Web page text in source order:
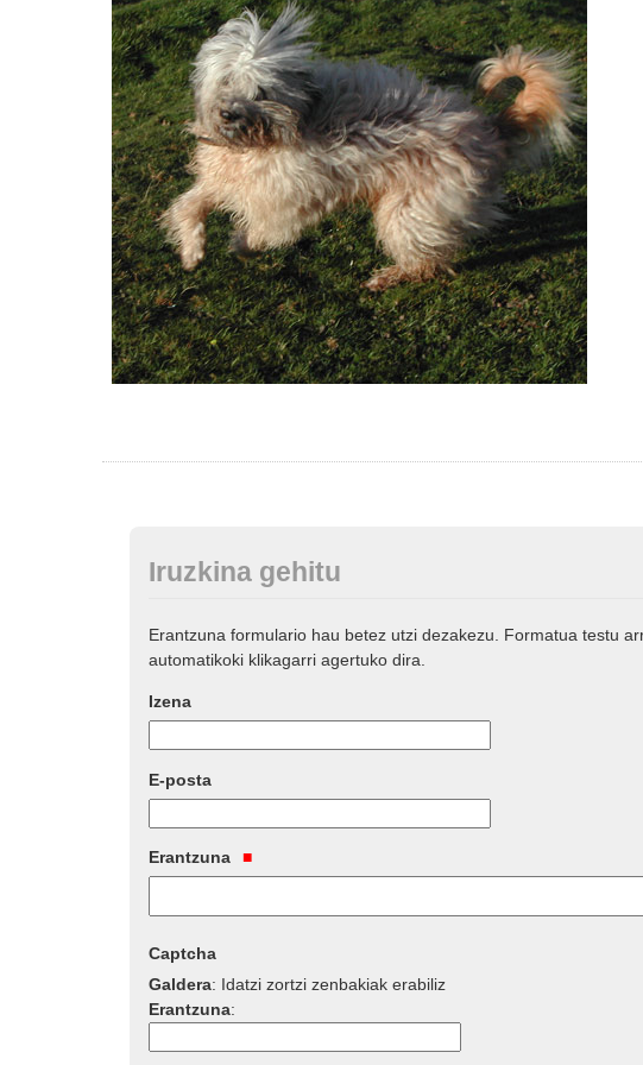
Iruzkina gehitu
Erantzuna formulario hau betez utzi dezakezu. Formatua testu
automatikoki klikagarri agertuko dira.
Izena
E-posta
Erantzuna
Captcha
Galdera: Idatzi zortzi zenbakiak erabiliz
Erantzuna: